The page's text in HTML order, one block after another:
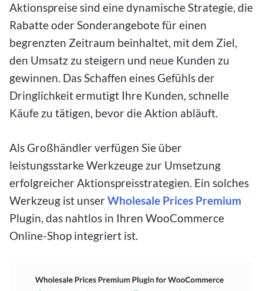
Aktionspreise sind eine dynamische Strategie, die
Rabatte oder Sonderangebote für einen
begrenzten Zeitraum beinhaltet, mit dem Ziel,
den Umsatz zu steigern und neue Kunden zu
gewinnen. Das Schaffen eines Gefühls der
Dringlichkeit ermutigt Ihre Kunden, schnelle
Käufe zu tätigen, bevor die Aktion abläuft.
Als Großhändler verfügen Sie über
leistungsstarke Werkzeuge zur Umsetzung
erfolgreicher Aktionspreisstrategien. Ein solches
Werkzeug ist unserWholesale Prices Premium
Plugin, das nahtlos in Ihren WooCommerce
Online-Shop integriert ist.